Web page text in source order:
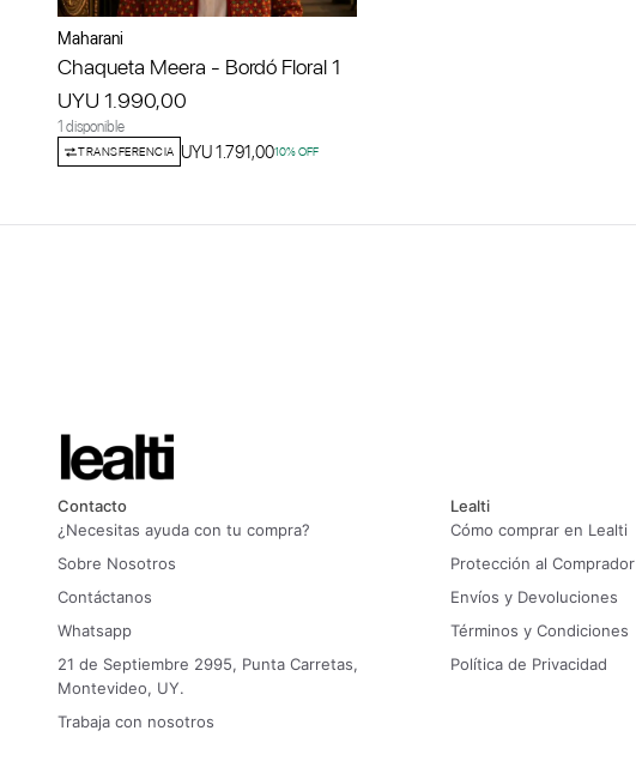
Maharani
Chaqueta Meera - Bordó Floral 1
UYU 1.990,00
1 disponible
TRANSFERENCIA UYU 1.791,0010% OFF
Contacto
¿Necesitas ayuda con tu compra?
Sobre Nosotros
Contáctanos
Whatsapp
21 de Septiembre 2995, Punta Carretas,
Montevideo, UY.
Trabaja con nosotros
Lealti
Cómo comprar en Lealti
Protección al Comprador
Envíos y Devoluciones
Términos y Condiciones
Política de Privacidad